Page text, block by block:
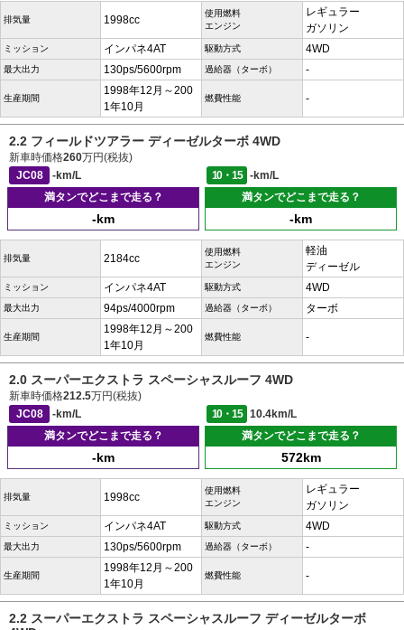
排気量 1998cc
使用燃料
エンジン
レギュラー
ガソリン
ミッション インパネ4AT 駆動方式 4WD
最大出力 130ps/5600rpm 過給器（ターボ） -
生産期間
1998年12月～200
1年10月
燃費性能 -
2.2 フィールドツアラー ディーゼルターボ 4WD
新車時価格260万円(税抜)
JC08
-km/L 10・15
-km/L
満タンでどこまで走る？
-km
満タンでどこまで走る？
-km
排気量 2184cc
使用燃料
エンジン
軽油
ディーゼル
ミッション インパネ4AT 駆動方式 4WD
最大出力 94ps/4000rpm 過給器（ターボ） ターボ
生産期間
1998年12月～200
1年10月
燃費性能 -
2.0 スーパーエクストラ スペーシャスルーフ 4WD
新車時価格212.5万円(税抜)
JC08
-km/L 10・15
10.4km/L
満タンでどこまで走る？
-km
満タンでどこまで走る？
572km
排気量 1998cc
使用燃料
エンジン
レギュラー
ガソリン
ミッション インパネ4AT 駆動方式 4WD
最大出力 130ps/5600rpm 過給器（ターボ） -
生産期間
1998年12月～200
1年10月
燃費性能 -
2.2 スーパーエクストラ スペーシャスルーフ ディーゼルターボ